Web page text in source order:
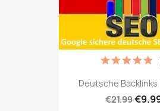
Deutsche Backlinks
€21.99